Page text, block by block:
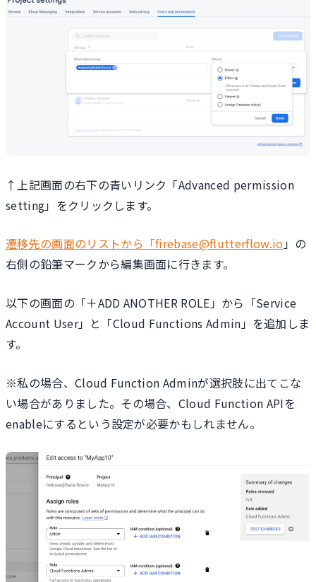
↑上記画面の右下の青いリンク「Advanced permission
setting」をクリックします。
遷移先の画面のリストから「firebase@flutterflow.io」の
右側の鉛筆マークから編集画面に行きます。
以下の画面の「＋ADD ANOTHER ROLE」から「Service
Account User」と「Cloud Functions Admin」を追加しま
す。
※私の場合、Cloud Function Adminが選択肢に出てこな
い場合がありました。その場合、Cloud Function APIを
enableにするという設定が必要かもしれません。